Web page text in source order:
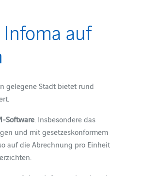
auf
gelegene Stadt bietet rund
Software . Insbesondere das
und mit gesetzeskonformem
auf die Abrechnung pro Einheit